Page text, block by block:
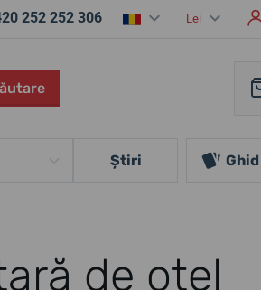
252 252 306 Lei
Ştiri Ghid
de oțel